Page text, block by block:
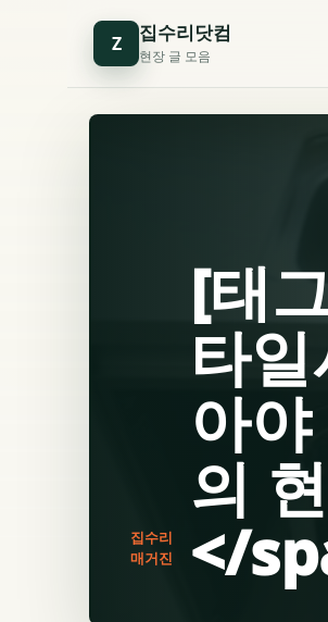
Z 집수리닷컴
현장 글 모음
집수리
매거진
[태
타
아
의
</